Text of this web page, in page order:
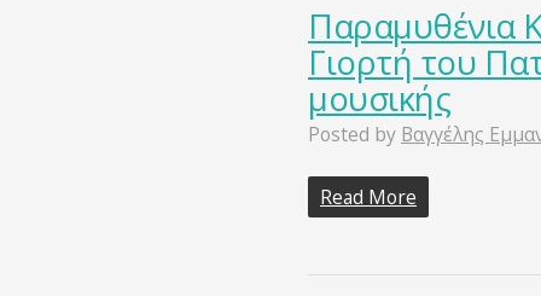
Παραμυθένια
Γιορτή του
μουσικής
Posted by Βαγγέλης
Read More